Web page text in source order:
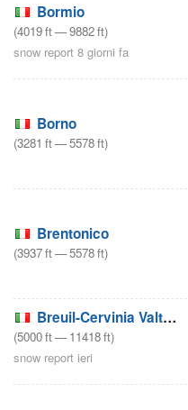
Bormio
(4019ft—9882ft)
snow report 8 giorni fa
Borno
(3281 ft—5578ft)
Brentonico
(3937ft—5578ft)
Breuil-Cervinia Valtournenche
(5000ft—11418ft)
snow report ieri